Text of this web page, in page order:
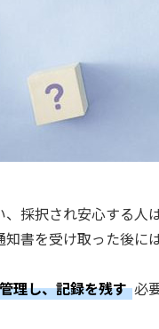
採択され安心する人
書を受け取った後
理し、記録を残す 必